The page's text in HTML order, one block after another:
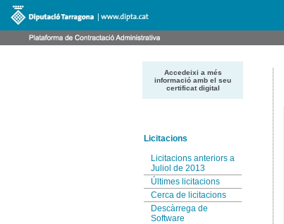
Accedeixi a més
informació amb el seu
certificat digital
Licitacions
Licitacions anteriors a
Juliol de 2013
Últimes licitacions
Cerca de licitacions
Descàrrega de
Software